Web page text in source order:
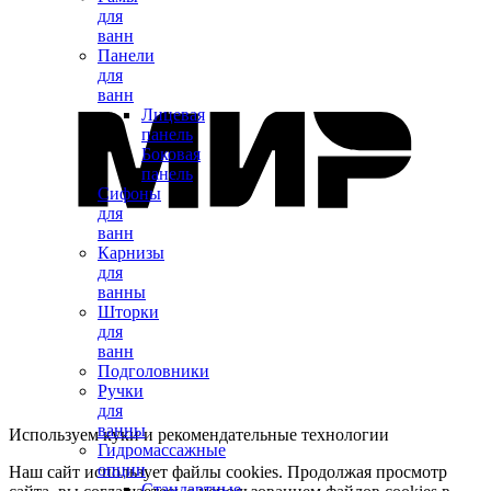
для
ванн
Панели
для
ванн
Лицевая
панель
Боковая
панель
Сифоны
для
ванн
Карнизы
для
ванны
Шторки
для
ванн
Подголовники
Ручки
для
ванны
Гидромассажные
опции
Используем куки и рекомендательные технологии
Наш сайт использует файлы cookies. Продолжая просмотр